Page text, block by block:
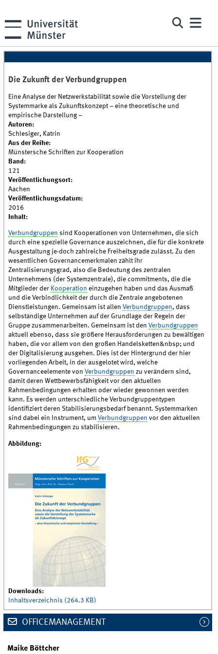
Die Zukunft der Verbundgruppen
Eine Analyse der Netzwerkstabilität sowie die Vorstellung der
Systemmarke als Zukunftskonzept – eine theoretische und
empirische Darstellung –
Autoren:
Schlesiger, Katrin
Aus der Reihe:
Münstersche Schriften zur Kooperation
Band:
121
Veröffentlichungsort:
Aachen
Veröffentlichungsdatum:
2016
Inhalt:
Verbundgruppen sind Kooperationen von Unternehmen, die sich
durch eine spezielle Governance auszeichnen, die für die konkrete
Ausgestaltung je-doch zahlreiche Freiheitsgrade zulässt. Zu den
wesentlichen Governancemerkmalen zählt ihr
Zentralisierungsgrad, also die Bedeutung des zentralen
Unternehmens (der Systemzentrale), die commitments, die die
Mitglieder der Kooperation einzugehen haben und das Ausmaß
und die Verbindlichkeit der durch die Zentrale angebotenen
Dienstleistungen. Gemeinsam ist allenVerbundgruppen, dass
selbständige Unternehmen auf der Grundlage der Regeln der
Gruppe zusammenarbeiten. Gemeinsam ist denVerbundgruppen
aktuell ebenso, dass sie größere Herausforderungen zu bewältigen
haben, die vor allem von den großen Handelsketten&nbsp; und
der Digitalisierung ausgehen. Dies ist der Hintergrund der hier
vorliegenden Arbeit, in der ausgelotet wird, welche
Governanceelemente vonVerbundgruppen zu verändern sind,
damit deren Wettbewerbsfähigkeit vor den aktuellen
Rahmenbedingungen erhalten oder wieder gewonnen werden
kann. Es werden unterschiedliche Verbundgruppentypen
identifiziert deren Stabilisierungsbedarf benannt. Systemmarken
sind dabei ein Instrument, umVerbundgruppen vor den aktuellen
Rahmenbedingungen zu stabilisieren.
Abbildung:
Downloads:
Inhaltsverzeichnis (264.3 KB)
OFFICEMANAGEMENT
Maike Böttcher